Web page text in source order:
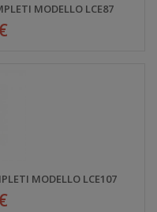
MODELLO LCE87
MODELLO LCE107